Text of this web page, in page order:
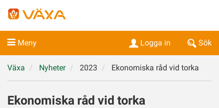
Meny Sök
Logga in
Växa Nyheter 2023 Ekonomiska råd vid torka
Ekonomiska råd vid torka